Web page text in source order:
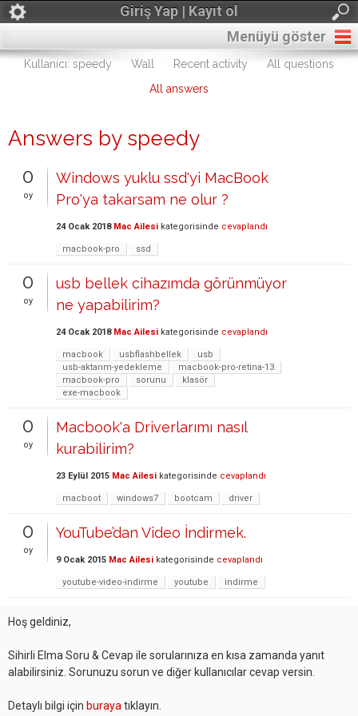
Giriş Yap | Kayıt ol
Menüyü göster
Kullanıcı: speedy Wall Recent activity
All questions
All answers
Answers by speedy
0
oy
Windows yuklu ssd'yi MacBook
Pro'ya takarsam ne olur ?
24 Ocak 2018 Mac Ailesi kategorisinde cevaplandı
macbook-pro ssd
0
oy
usb bellek cihazımda görünmüyor
ne yapabilirim?
24 Ocak 2018 Mac Ailesi kategorisinde cevaplandı
macbook usbflashbellek
usb
usb-aktarım-yedekleme
macbook-pro-retina-13
macbook-pro
sorunu
klasör
exe-macbook
0
oy
Macbook'a Driverlarımı nasıl
kurabilirim?
23 Eylül 2015 Mac Ailesi kategorisinde cevaplandı
macboot windows7 bootcam driver
0
oy
YouTube’dan Video İndirmek.
9 Ocak 2015 Mac Ailesi kategorisinde cevaplandı
youtube-video-indirme youtube indirme
Hoş geldiniz,
Sihirli Elma Soru & Cevap ile sorularınıza en kısa zamanda yanıt
alabilirsiniz. Sorunuzu sorun ve diğer kullanıcılar cevap versin.
Detaylı bilgi için buraya tıklayın.